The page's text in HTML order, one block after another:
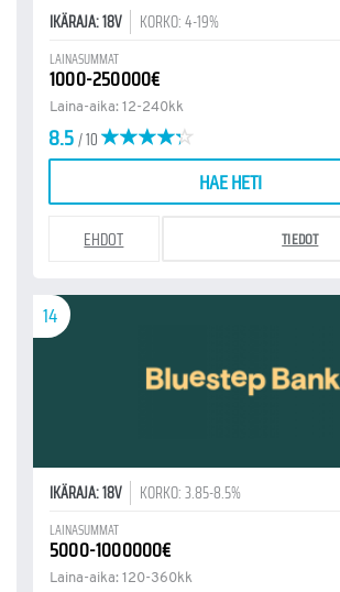
IKÄRAJA: 18V KORKO: 4-19%
LAINASUMMAT
1000-250000€
Laina-aika: 12-240kk
8.5/ 10
HAE HETI
EHDOT TIEDOT
14
IKÄRAJA: 18V KORKO: 3.85-8.5%
LAINASUMMAT
5000-1000000€
Laina-aika: 120-360kk